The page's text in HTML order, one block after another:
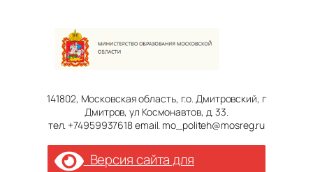
141802, Московская область, г.о. Дмитровский, г
Дмитров, ул Космонавтов, д. 33.
тел. +74959937618 email. mo_politeh@mosreg.ru
Версия сайта для